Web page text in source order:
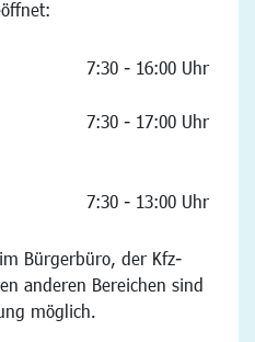
7:30 - 16:00 Uhr
7:30 - 17:00 Uhr
7:30 - 13:00 Uhr
Bürgerbüro, der Kfz-
anderen Bereichen sind
möglich.